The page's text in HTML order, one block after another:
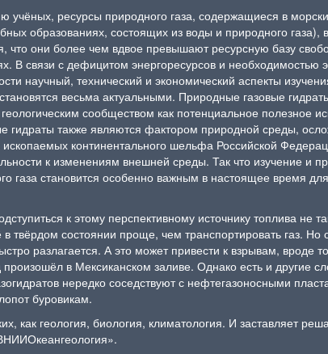
учёных, ресурсы природного газа, содержащиеся в
образованиях, состоящих из воды и природного газа),
что они более чем вдвое превышают ресурсную базу
В связи с дефицитом энергоресурсов и необходимостью
научный, технический и экономический аспекты
весьма актуальными. Природные газовые
сообществом как потенциальное полезное
гидраты также являются фактором природной среды,
континентального шельфа Российской
к изменениям внешней среды. Так что изучение и
газа становится особенно важным в настоящее время
к этому перспективному источнику топлива не
в твёрдом состоянии проще, чем транспортировать газ. Но
разлагается. А это может привести к взрывам, вроде
произошёл в Мексиканском заливе. Однако есть и другие
нередко соседствуют с нефтегазоносными
буровикам.
как геология, биология, климатология. И заставляет